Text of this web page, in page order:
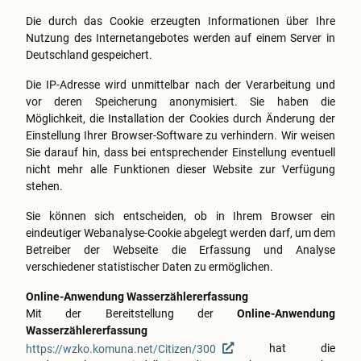
Die durch das Cookie erzeugten Informationen über Ihre
Nutzung des Internetangebotes werden auf einem Server in
Deutschland gespeichert.
Die IP-Adresse wird unmittelbar nach der Verarbeitung und
vor deren Speicherung anonymisiert. Sie haben die
Möglichkeit, die Installation der Cookies durch Änderung der
Einstellung Ihrer Browser-Software zu verhindern. Wir weisen
Sie darauf hin, dass bei entsprechender Einstellung eventuell
nicht mehr alle Funktionen dieser Website zur Verfügung
stehen.
Sie können sich entscheiden, ob in Ihrem Browser ein
eindeutiger Webanalyse-Cookie abgelegt werden darf, um dem
Betreiber der Webseite die Erfassung und Analyse
verschiedener statistischer Daten zu ermöglichen.
Online-Anwendung Wasserzählererfassung
Mit der Bereitstellung der Online-Anwendung
Wasserzählererfassung
https://wzko.komuna.net/Citizen/300
hat die